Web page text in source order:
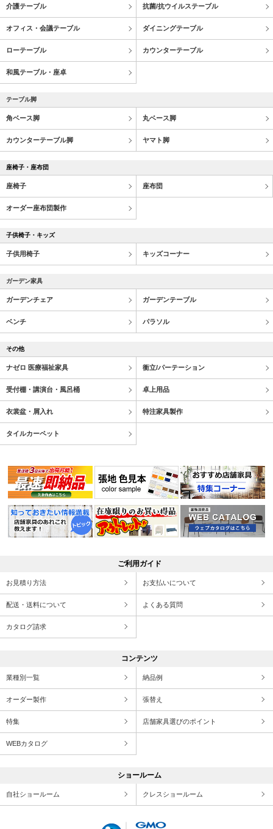
介護テーブル 抗菌/抗ウイルステーブル
オフィス・会議テーブル ダイニングテーブル
ローテーブル カウンターテーブル
和風テーブル・座卓
テーブル脚
角ベース脚 丸ベース脚
カウンターテーブル脚 ヤマト脚
座椅子・座布団
座椅子 座布団
オーダー座布団製作
子供椅子・キッズ
子供用椅子 キッズコーナー
ガーデン家具
ガーデンチェア ガーデンテーブル
ベンチ パラソル
その他
ナゼロ 医療福祉家具 衝立/パーテーション
受付棚・講演台・風呂桶 卓上用品
衣裳盆・屑入れ 特注家具製作
タイルカーペット
ご利用ガイド
お見積り方法 お支払いについて
配送・送料について よくある質問
カタログ請求
コンテンツ
業種別一覧 納品例
オーダー製作 張替え
特集 店舗家具選びのポイント
WEBカタログ
ショールーム
自社ショールーム クレスショールーム